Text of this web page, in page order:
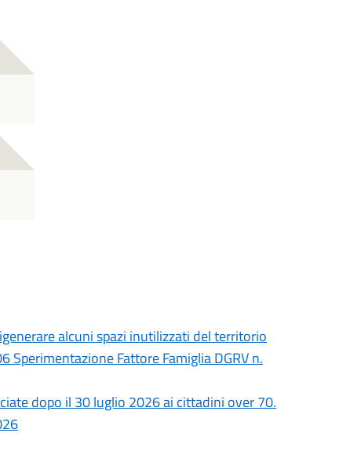
alcuni spazi inutilizzati del territorio
Sperimentazione Fattore Famiglia DGRV n.
dopo il 30 luglio 2026 ai cittadini over 70.